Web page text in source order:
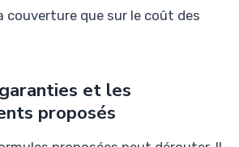
couverture que sur le coût des
et les
proposés